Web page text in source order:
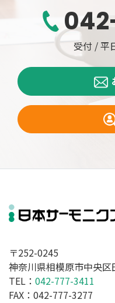
受付 / 平
〒252-0245
神奈川県相模原市中央
TEL： 042-777-3411
FAX：042-777-3277